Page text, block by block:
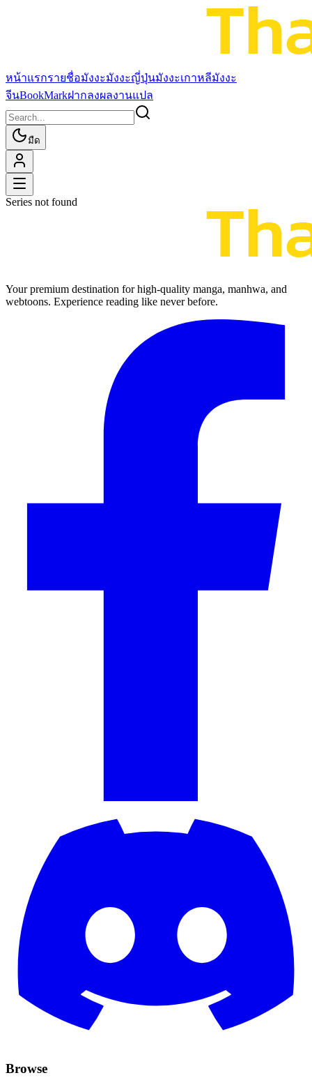
หน้าแรกรายชื่อมังงะมังงะญี่ปุ่นมังงะเกาหลีมังงะ
จีนBookMarkฝากลงผลงานแปล
มืด
Series not found
Your premium destination for high-quality manga, manhwa, and
webtoons. Experience reading like never before.
Browse